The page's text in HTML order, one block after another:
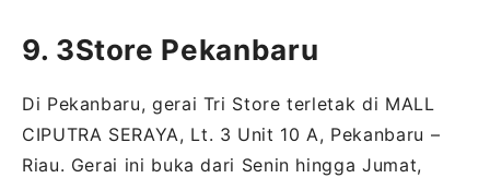
9. 3Store Pekanbaru
Di Pekanbaru, gerai Tri Store terletak di MALL
CIPUTRA SERAYA, Lt. 3 Unit 10 A, Pekanbaru –
Riau. Gerai ini buka dari Senin hingga Jumat,